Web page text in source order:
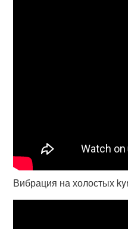
Вибрация на холостых